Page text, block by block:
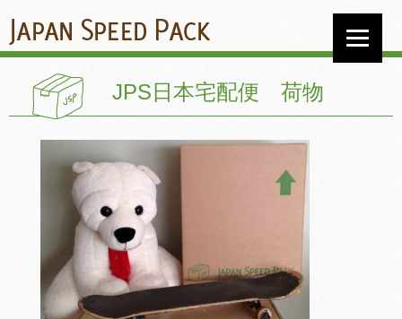
JPS日本宅配便 荷物